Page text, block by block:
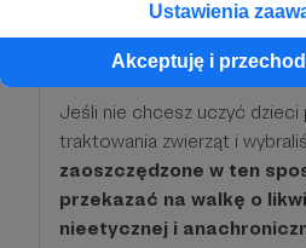
Ustawienia
Akceptuję i
Morskiego Oka zapłacić
osobowa rodzina.
Jeśli nie chcesz uczyć
traktowania zwierząt i
zaoszczędzone w ten
przekazać na walkę o
nieetycznej i